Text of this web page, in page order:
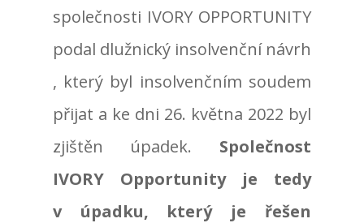
společnosti IVORY OPPORTUNITY
podal dlužnický insolvenční návrh
, který byl insolvenčním soudem
přijat a ke dni 26. května 2022 byl
zjištěn úpadek. Společnost
IVORY Opportunity je tedy
v úpadku, který je řešen